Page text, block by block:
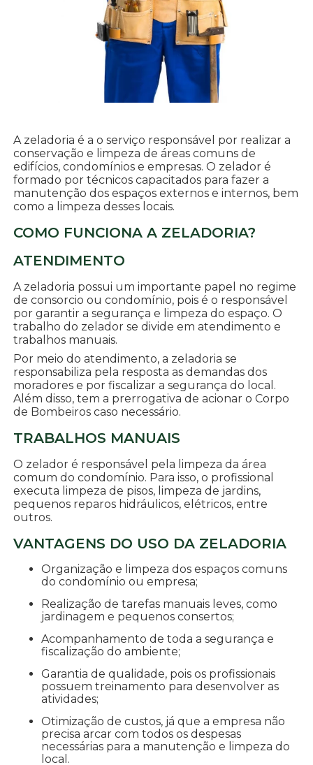
A zeladoria é a o serviço responsável por realizar a
conservação e limpeza de áreas comuns de
edifícios, condomínios e empresas. O zelador é
formado por técnicos capacitados para fazer a
manutenção dos espaços externos e internos, bem
como a limpeza desses locais.
COMO FUNCIONA A ZELADORIA?
ATENDIMENTO
A zeladoria possui um importante papel no regime
de consorcio ou condomínio, pois é o responsável
por garantir a segurança e limpeza do espaço. O
trabalho do zelador se divide em atendimento e
trabalhos manuais.
Por meio do atendimento, a zeladoria se
responsabiliza pela resposta as demandas dos
moradores e por fiscalizar a segurança do local.
Além disso, tem a prerrogativa de acionar o Corpo
de Bombeiros caso necessário.
TRABALHOS MANUAIS
O zelador é responsável pela limpeza da área
comum do condomínio. Para isso, o profissional
executa limpeza de pisos, limpeza de jardins,
pequenos reparos hidráulicos, elétricos, entre
outros.
VANTAGENS DO USO DA ZELADORIA
Organização e limpeza dos espaços comuns
do condomínio ou empresa;
Realização de tarefas manuais leves, como
jardinagem e pequenos consertos;
Acompanhamento de toda a segurança e
fiscalização do ambiente;
Garantia de qualidade, pois os profissionais
possuem treinamento para desenvolver as
atividades;
Otimização de custos, já que a empresa não
precisa arcar com todos os despesas
necessárias para a manutenção e limpeza do
local.